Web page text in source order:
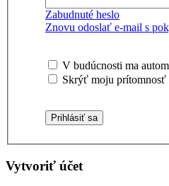
Zabudnuté heslo
Znovu odoslať e-mail s
V budúcnosti ma
Skrýť moju prítomnosť
Vytvoriť účet